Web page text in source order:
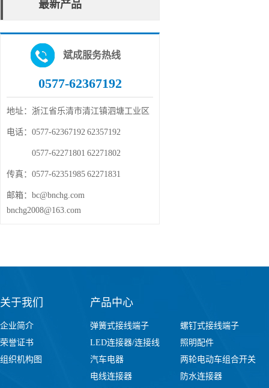
最新产品
斌成服务热线
0577-62367192
地址： 浙江省乐清市清江镇泗塘工业区
电话： 0577-62367192 62357192
0577-62271801 62271802
传真： 0577-62351985 62271831
邮箱： bc@bnchg.com
bnchg2008@163.com
关于我们
企业简介
荣誉证书
组织机构图
产品中心
弹簧式接线端子
螺钉式接线端子
LED连接器/连接线
照明配件
汽车电器
两轮电动车组合开关
电线连接器
防水连接器